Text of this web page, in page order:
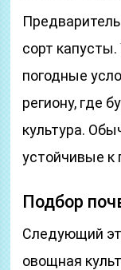
сорт
погодные
региону, где
культура.
устойчивые к
Подбор
Следующий
овощная